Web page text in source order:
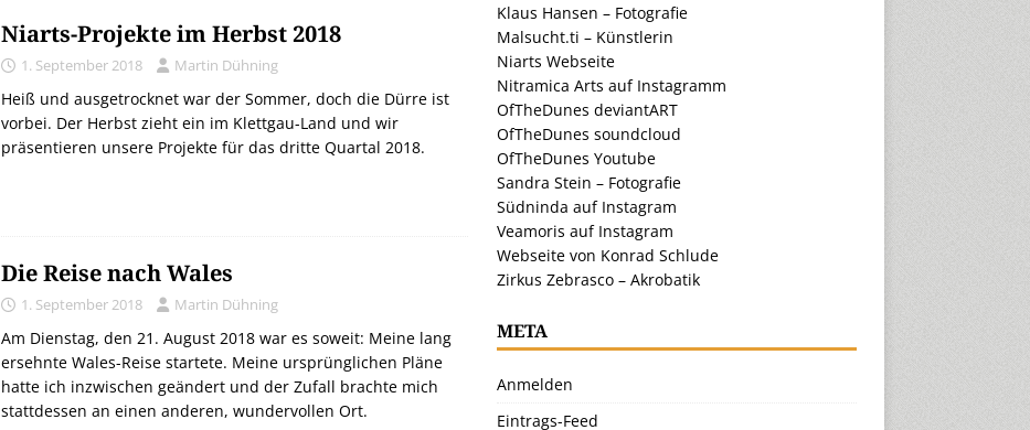
Niarts-Projekte im Herbst 2018
1. September 2018 Martin Dühning
Heiß und ausgetrocknet war der Sommer, doch die Dürre ist
vorbei. Der Herbst zieht ein im Klettgau-Land und wir
präsentieren unsere Projekte für das dritte Quartal 2018.
Die Reise nach Wales
1. September 2018 Martin Dühning
Am Dienstag, den 21. August 2018 war es soweit: Meine lang
ersehnte Wales-Reise startete. Meine ursprünglichen Pläne
hatte ich inzwischen geändert und der Zufall brachte mich
stattdessen an einen anderen, wundervollen Ort.
Klaus Hansen – Fotografie
Malsucht.ti – Künstlerin
Niarts Webseite
Nitramica Arts auf Instagramm
OfTheDunes deviantART
OfTheDunes soundcloud
OfTheDunes Youtube
Sandra Stein – Fotografie
Südninda auf Instagram
Veamoris auf Instagram
Webseite von Konrad Schlude
Zirkus Zebrasco – Akrobatik
META
Anmelden
Eintrags-Feed